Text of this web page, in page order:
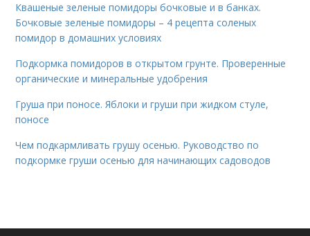
Квашеные зеленые помидоры бочковые и в банках.
Бочковые зеленые помидоры – 4 рецепта соленых
помидор в домашних условиях
Подкормка помидоров в открытом грунте. Проверенные
органические и минеральные удобрения
Груша при поносе. Яблоки и груши при жидком стуле,
поносе
Чем подкармливать грушу осенью. Руководство по
подкормке груши осенью для начинающих садоводов